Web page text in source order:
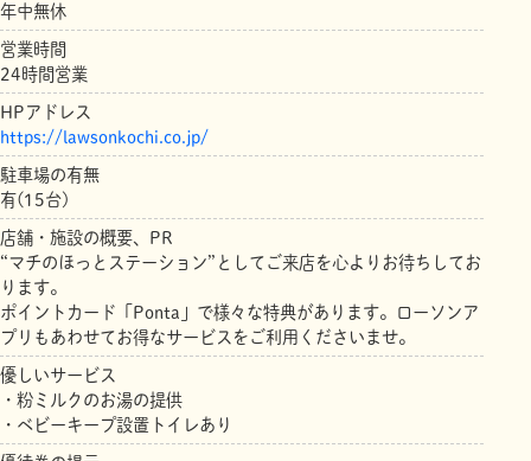
年中無休
営業時間
24時間営業
HPアドレス
https://lawsonkochi.co.jp/
駐車場の有無
有(15台)
店舗・施設の概要、PR
“マチのほっとステーション”としてご来店を心よりお待ちしてお
ります。
ポイントカード「Ponta」で様々な特典があります。ローソンア
プリもあわせてお得なサービスをご利用くださいませ。
優しいサービス
・粉ミルクのお湯の提供
・ベビーキープ設置トイレあり